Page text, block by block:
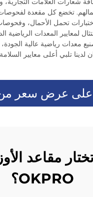
تخضع كل مقعدة
تحمل الأحمال، وفحوصات
لمعايير المعدات الرياضية
تصنيع معدات رياضية عالية
لدينا تلبي أعلى معايير
عرض سعر من
مقاعد
OKPRO؟